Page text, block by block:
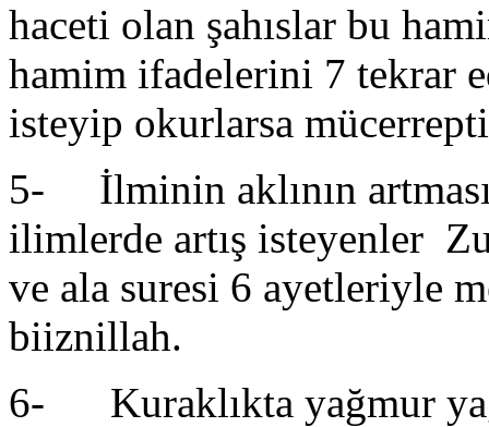
haceti olan şahıslar bu
hamim ifadelerini 7 tekrar
isteyip okurlarsa
5- İlminin aklının
ilimlerde artış isteyenler
ve ala suresi 6 ayetleriyle
biiznillah.
6- Kuraklıkta yağmur